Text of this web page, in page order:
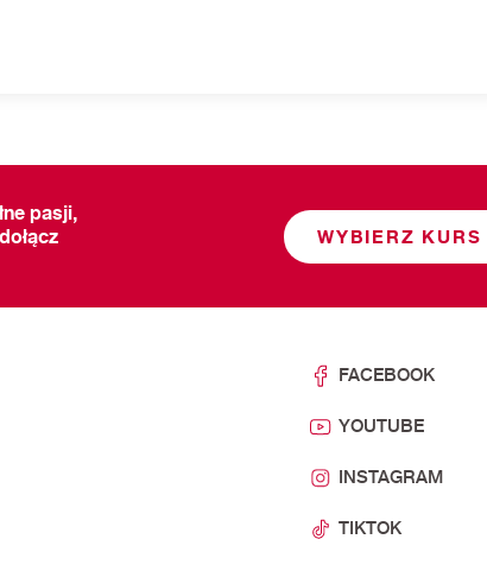
pasji,
WYBIERZ KURS
FACEBOOK
YOUTUBE
INSTAGRAM
TIKTOK